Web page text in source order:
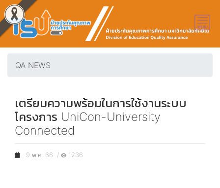
QA NEWS
เตรียมความพร้อมในการใช้งานระบบ
โครงการ UniCon-University
Connected
9 พ.ค. 66 / 1236